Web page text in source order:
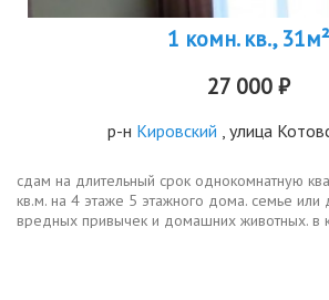
1 комн. кв., 31м²
27 000 ₽
р-н Кировский , улица
сдам на длительный срок однокомнатную
кв.м. на 4 этаже 5 этажного дома. семье
вредных привычек и домашних животных. в